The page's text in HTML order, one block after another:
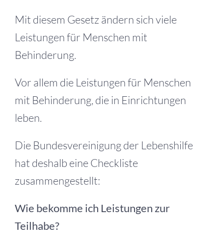
Mit diesem Gesetz ändern sich viele
Leistungen für Menschen mit
Behinderung.
Vor allem die Leistungen für Menschen
mit Behinderung, die in Einrichtungen
leben.
Die Bundesvereinigung der Lebenshilfe
hat deshalb eine Checkliste
zusammengestellt:
Wie bekomme ich Leistungen zur
Teilhabe?